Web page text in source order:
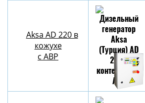
Aksa AD 220 в
кожухе
с АВР